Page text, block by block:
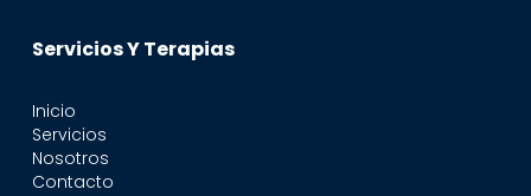
Servicios Y Terapias
Inicio
Servicios
Nosotros
Contacto